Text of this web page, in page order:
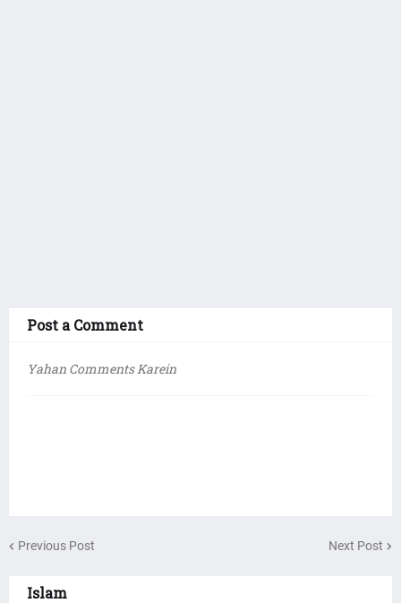
Post a Comment
Yahan Comments Karein
Previous Post Next Post
Islam